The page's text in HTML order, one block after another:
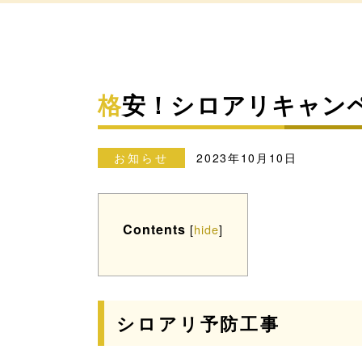
格安！シロアリキャン
お知らせ 2023年10月10日
Contents [hide]
シロアリ予防工事